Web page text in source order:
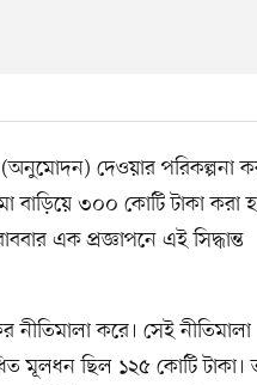
(অনুমোদন) দেওয়ার পরিকল্পনা
বাড়িয়ে ৩০০ কোটি টাকা করা
এক প্রজ্ঞাপনে এই সিদ্ধান্ত
করে। সেই নীতিমালা
মূলধন ছিল ১২৫ কোটি টাকা।